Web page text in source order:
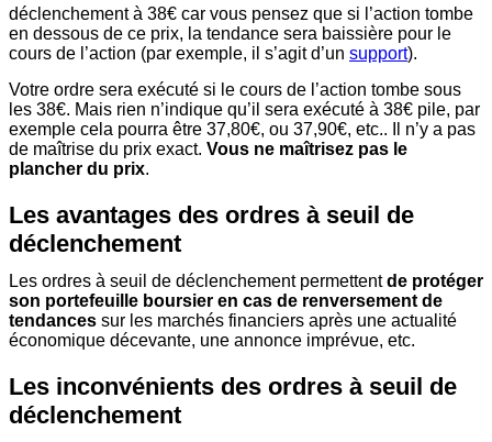
déclenchement à 38€ car vous pensez que si l’action tombe
en dessous de ce prix, la tendance sera baissière pour le
cours de l’action (par exemple, il s’agit d’un support).
Votre ordre sera exécuté si le cours de l’action tombe sous
les 38€. Mais rien n’indique qu’il sera exécuté à 38€ pile, par
exemple cela pourra être 37,80€, ou 37,90€, etc.. Il n’y a pas
de maîtrise du prix exact. Vous ne maîtrisez pas le
plancher du prix.
Les avantages des ordres à seuil de
déclenchement
Les ordres à seuil de déclenchement permettentde protéger
son portefeuille boursier en cas de renversement de
tendances sur les marchés financiers après une actualité
économique décevante, une annonce imprévue, etc.
Les inconvénients des ordres à seuil de
déclenchement